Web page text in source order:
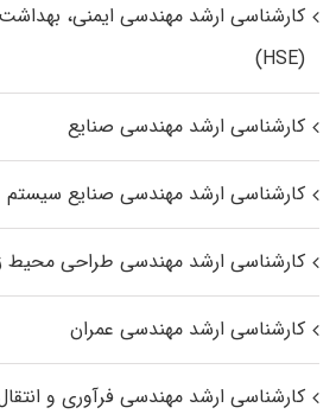
کارشناسی ارشد مهندسی ایمنی،
(HSE)
کارشناسی ارشد مهندسی صنایع
کارشناسی ارشد مهندسی صنایع سیستم
کارشناسی ارشد مهندسی طراحی
کارشناسی ارشد مهندسی عمران
کارشناسی ارشد مهندسی فرآوری و